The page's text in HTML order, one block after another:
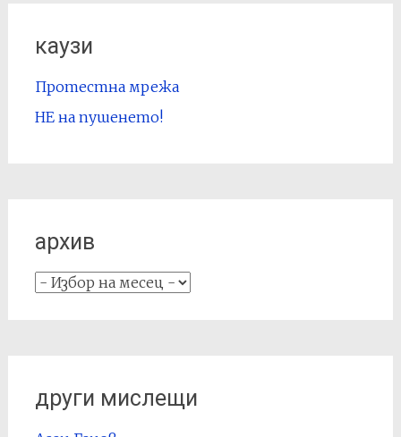
каузи
Протестна мрежа
НЕ на пушенето!
архив
архив
други мислещи